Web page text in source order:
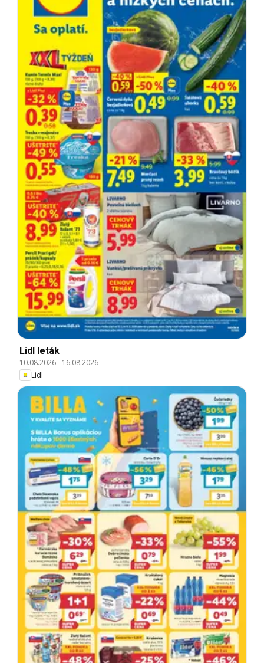
Lidl leták
10.08.2026- 16.08.2026
Lidl